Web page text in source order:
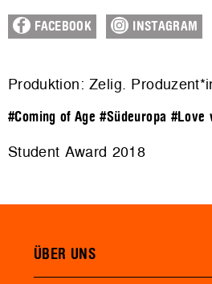
FACEBOOK INSTAGRAM
Produktion: Zelig.
#Coming of Age #Südeuropa #Love
Student Award 2018
ÜBER UNS